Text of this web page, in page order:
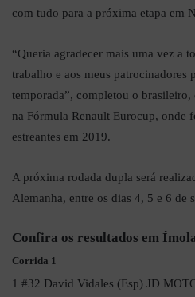
com tudo para a próxima etapa em
“Queria agradecer mais uma vez a
trabalho e aos meus patrocinadores
temporada”, completou o
na Fórmula Renault Eurocup, onde
estreantes em 2019.
A próxima rodada dupla será
Alemanha, entre os dias 4, 5 e 6 de
Confira os resultados em
Corrida 1
1 #32 David Vidales (Esp) JD